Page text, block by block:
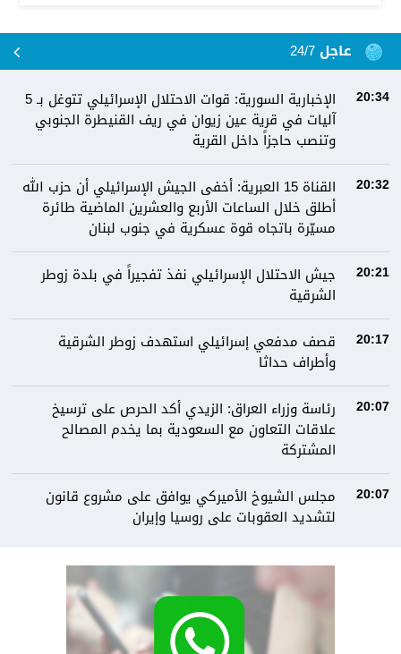
عاجل 24/7
20:34
الإخبارية السورية: قوات الاحتلال الإسرائيلي تتوغل بـ 5
آليات في قرية عين زيوان في ريف القنيطرة الجنوبي
وتنصب حاجزاً داخل القرية
20:32
القناة 15 العبرية: أخفى الجيش الإسرائيلي أن حزب الله
أطلق خلال الساعات الأربع والعشرين الماضية طائرة
مسيّرة باتجاه قوة عسكرية في جنوب لبنان
20:21
جيش الاحتلال الإسرائيلي نفذ تفجيراً في بلدة زوطر
الشرقية
20:17
قصف مدفعي إسرائيلي استهدف زوطر الشرقية
وأطراف حداثا
20:07
رئاسة وزراء العراق: الزيدي أكد الحرص على ترسيخ
علاقات التعاون مع السعودية بما يخدم المصالح
المشتركة
20:07
مجلس الشيوخ الأميركي يوافق على مشروع قانون
لتشديد العقوبات على روسيا وإيران